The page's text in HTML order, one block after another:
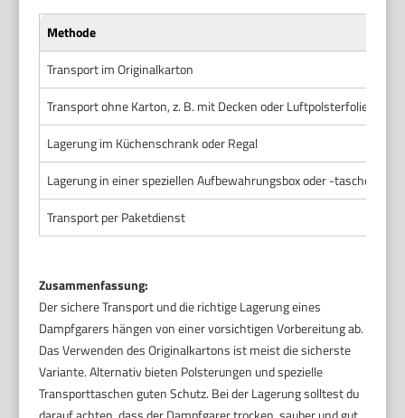
Methode
Transport im Originalkarton
Transport ohne Karton, z. B. mit Decken oder Luftpolsterfolie
Lagerung im Küchenschrank oder Regal
Lagerung in einer speziellen Aufbewahrungsbox oder -tasche
Transport per Paketdienst
Zusammenfassung:
Der sichere Transport und die richtige Lagerung eines
Dampfgarers hängen von einer vorsichtigen Vorbereitung ab.
Das Verwenden des Originalkartons ist meist die sicherste
Variante. Alternativ bieten Polsterungen und spezielle
Transporttaschen guten Schutz. Bei der Lagerung solltest du